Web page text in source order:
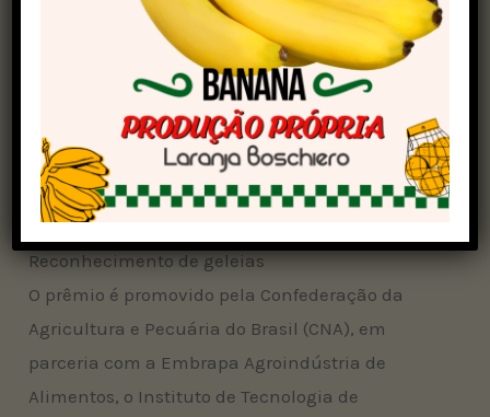
às cegas, sem identificação das marcas.
Após o voto do público, o concurso segue com a
análise das histórias dos produtores, que
também conta pontos para o resultado final. Os
vencedores recebem prêmios em dinheiro,
certificados e selos de qualidade.
Reconhecimento de geleias
O prêmio é promovido pela Confederação da
Agricultura e Pecuária do Brasil (CNA), em
parceria com a Embrapa Agroindústria de
Alimentos, o Instituto de Tecnologia de